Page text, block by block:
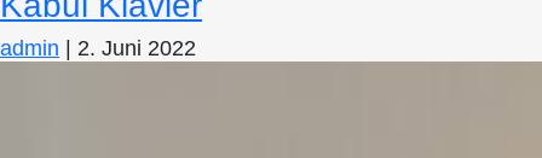
admin 2. Juni 2022